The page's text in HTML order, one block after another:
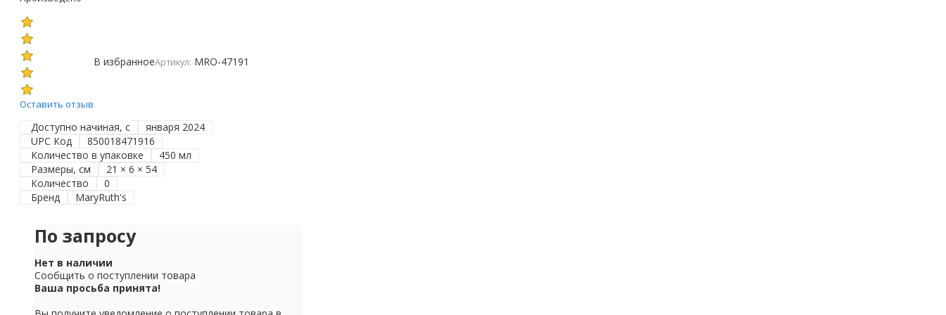
Оставить отзыв
В избранноеАртикул: MRO-47191
Доступно начиная, с
января 2024
UPC Код
850018471916
Количество в упаковке
450 мл
Размеры, см
21 × 6 × 54
Количество
0
Бренд
MaryRuth's
По запросу
Нет в наличии
Сообщить о поступлении товара
Ваша просьба принята!